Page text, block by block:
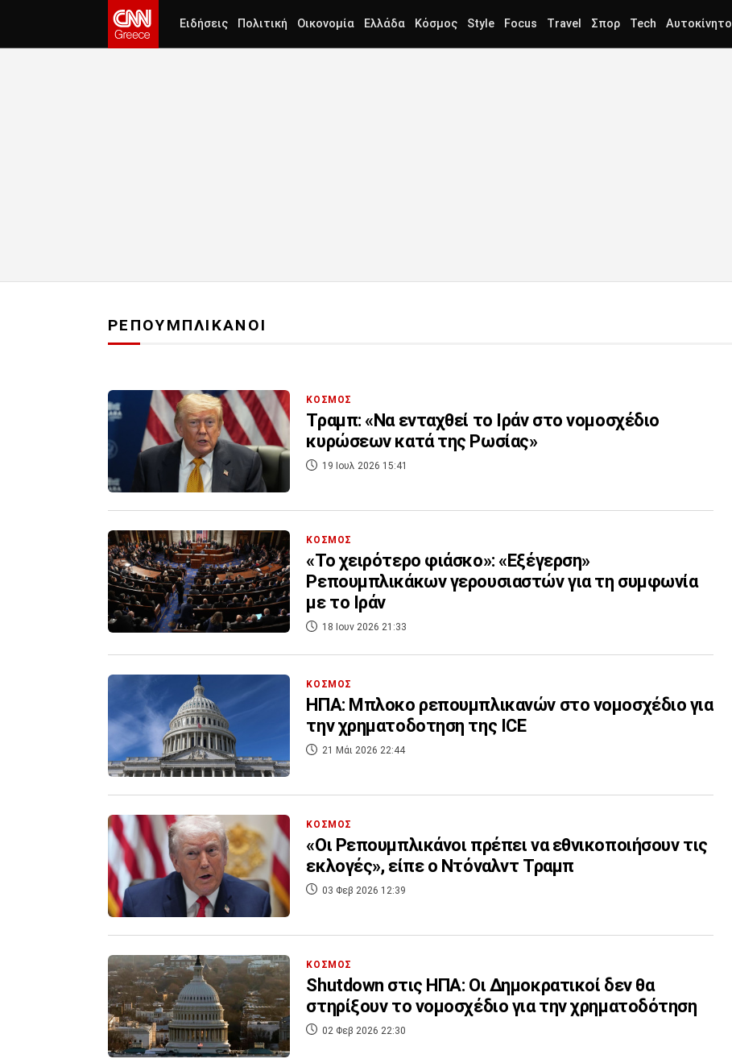
Ειδήσεις Πολιτική Οικονομία Ελλάδα Κόσμος Style Focus Travel Σπορ Tech Αυτοκίνητο
ΡΕΠΟΥΜΠΛΙΚΑΝΟΙ
ΚΟΣΜΟΣ
Τραμπ: «Να ενταχθεί το Ιράν στο νομοσχέδιο
κυρώσεων κατά της Ρωσίας»
19 Ιουλ 2026 15:41
ΚΟΣΜΟΣ
«Το χειρότερο φιάσκο»: «Εξέγερση»
Ρεπουμπλικάκων γερουσιαστών για τη συμφωνία
με το Ιράν
18 Ιουν 2026 21:33
ΚΟΣΜΟΣ
ΗΠΑ: Μπλοκο ρεπουμπλικανών στο νομοσχέδιο για
την χρηματοδοτηση της ICE
21 Μάι 2026 22:44
ΚΟΣΜΟΣ
«Οι Ρεπουμπλικάνοι πρέπει να εθνικοποιήσουν τις
εκλογές», είπε ο Ντόναλντ Τραμπ
03 Φεβ 2026 12:39
ΚΟΣΜΟΣ
Shutdown στις ΗΠΑ: Οι Δημοκρατικοί δεν θα
στηρίξουν το νομοσχέδιο για την χρηματοδότηση
02 Φεβ 2026 22:30